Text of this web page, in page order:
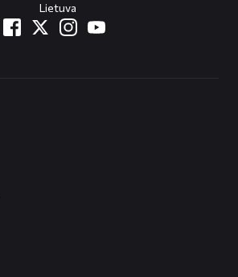
Lietuva